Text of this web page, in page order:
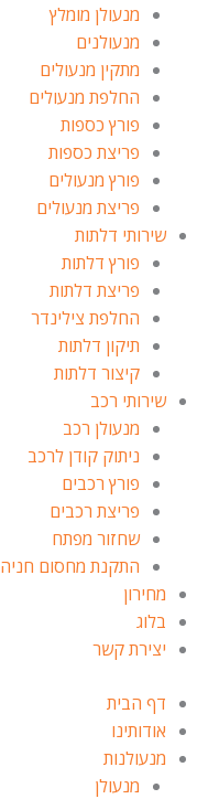
מנעולן מומלץ
מנעולנים
מתקין מנעולים
החלפת מנעולים
פורץ כספות
פריצת כספות
פורץ מנעולים
פריצת מנעולים
שירותי דלתות
פורץ דלתות
פריצת דלתות
החלפת צילינדר
תיקון דלתות
קיצור דלתות
שירותי רכב
מנעולן רכב
ניתוק קודן לרכב
פורץ רכבים
פריצת רכבים
שחזור מפתח
התקנת מחסום חניה
מחירון
בלוג
יצירת קשר
דף הבית
אודותינו
מנעולנות
מנעולן